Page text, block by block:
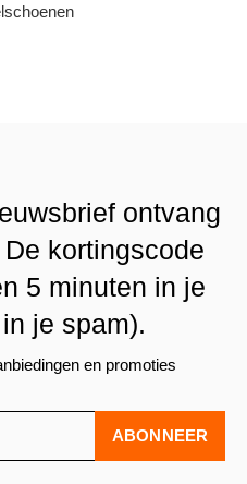
ontvang
kortingscode
5 minuten in je
je spam).
en promoties
ABONNEER